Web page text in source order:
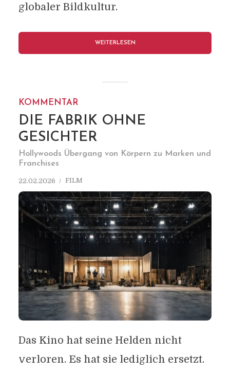
globaler Bildkultur.
WEITERLESEN
KOMMENTAR
DIE FABRIK OHNE
GESICHTER
Hollywoods Übergang von Körpern zu Marken und
Franchises
22.02.2026 FILM
Das Kino hat seine Helden nicht
verloren. Es hat sie lediglich ersetzt.